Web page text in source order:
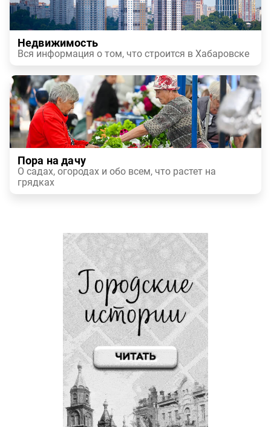
Недвижимость
Вся информация о том, что строится в Хабаровске
Пора на дачу
О садах, огородах и обо всем, что растет на
грядках